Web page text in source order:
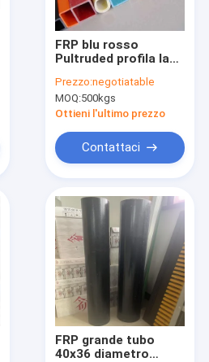
FRP blu rosso
Pultruded profila la
quadrata leggera per
trasporto
Prezzo:negotiatable
MOQ:500kgs
Ottieni l'ultimo prezzo
Contattaci
FRP grande tubo
40x36 diametro